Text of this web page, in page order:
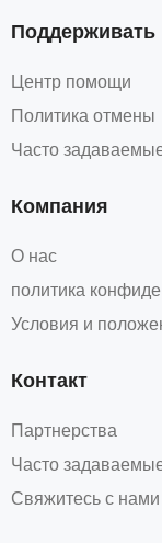
Поддерживать
Центр помощи
Политика отмены
Часто
Компания
О нас
политика
Условия и
Контакт
Партнерства
Часто
Свяжитесь с нами